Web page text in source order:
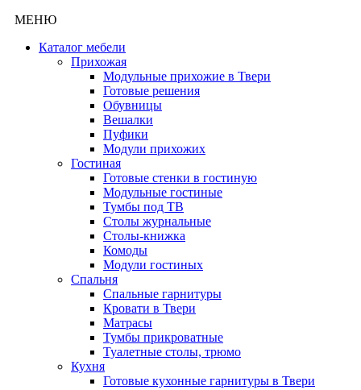
МЕНЮ
Каталог мебели
Прихожая
Модульные прихожие в Твери
Готовые решения
Обувницы
Вешалки
Пуфики
Модули прихожих
Гостиная
Готовые стенки в гостиную
Модульные гостиные
Тумбы под ТВ
Столы журнальные
Столы-книжка
Комоды
Модули гостиных
Спальня
Спальные гарнитуры
Кровати в Твери
Матрасы
Тумбы прикроватные
Туалетные столы, трюмо
Кухня
Готовые кухонные гарнитуры в Твери